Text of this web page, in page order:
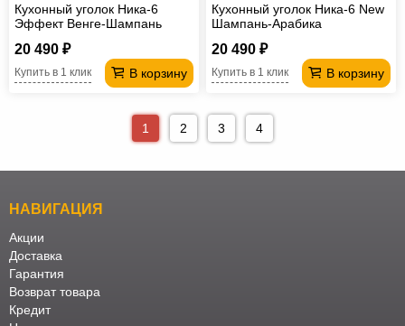
Кухонный уголок Ника-6
Эффект Венге-Шампань
20 490 ₽
В корзину
Купить в 1 клик
Кухонный уголок Ника-6 New
Шампань-Арабика
20 490 ₽
В корзину
Купить в 1 клик
1 2 3 4
НАВИГАЦИЯ
Акции
Доставка
Гарантия
Возврат товара
Кредит